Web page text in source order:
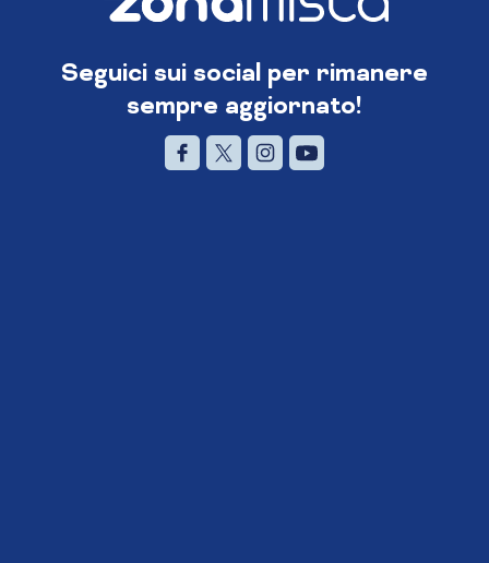
Seguici sui social per rimanere
sempre aggiornato!